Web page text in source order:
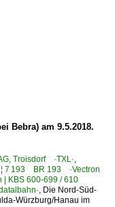
Bebra) am 9.5.2018.
Troisdorf ·TXL·,
¦ 7 193 BR 193 ·Vectron
| KBS 600-699 / 610
, Die Nord-Süd-
Würzburg/Hanau im